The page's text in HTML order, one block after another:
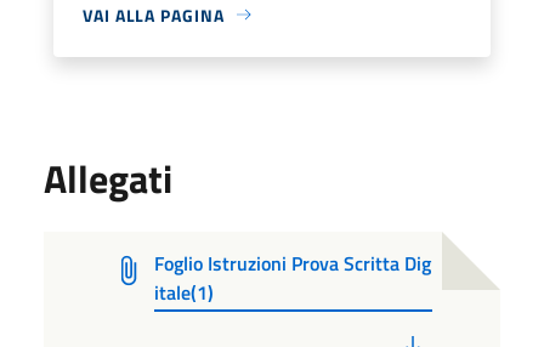
VAI ALLA PAGINA
Allegati
Foglio Istruzioni Prova Scritta Dig
itale(1)